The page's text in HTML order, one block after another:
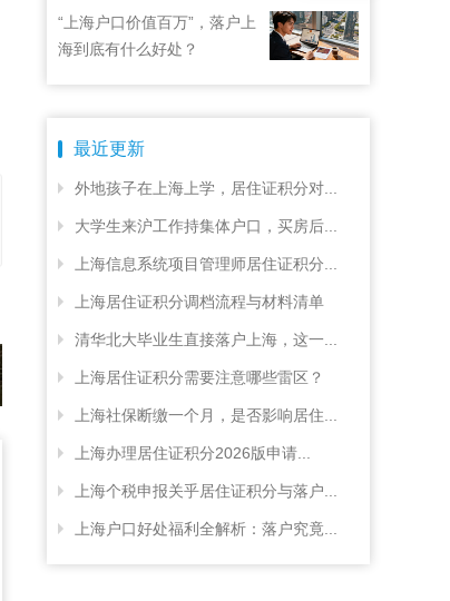
“上海户口价值百万”，落户上
海到底有什么好处？
最近更新
外地孩子在上海上学，居住证积分对...
大学生来沪工作持集体户口，买房后...
上海信息系统项目管理师居住证积分...
上海居住证积分调档流程与材料清单
清华北大毕业生直接落户上海，这一...
上海居住证积分需要注意哪些雷区？
上海社保断缴一个月，是否影响居住...
上海办理居住证积分2026版申请...
上海个税申报关乎居住证积分与落户...
上海户口好处福利全解析：落户究竟...